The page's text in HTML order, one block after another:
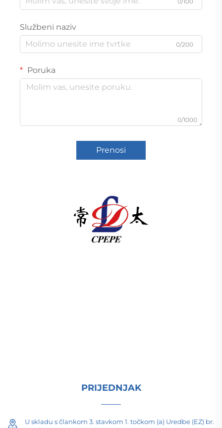
Službeni naziv
0/200
Poruka
0/1000
Prenosi
PRIJEDNJAK
U skladu s člankom 3. stavkom 1. točkom (a) Uredbe (EZ) br.